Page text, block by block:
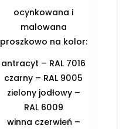
ocynkowana i
malowana
proszkowo na kolor:
antracyt – RAL 7016
czarny – RAL 9005
zielony jodłowy –
RAL 6009
winna czerwień –